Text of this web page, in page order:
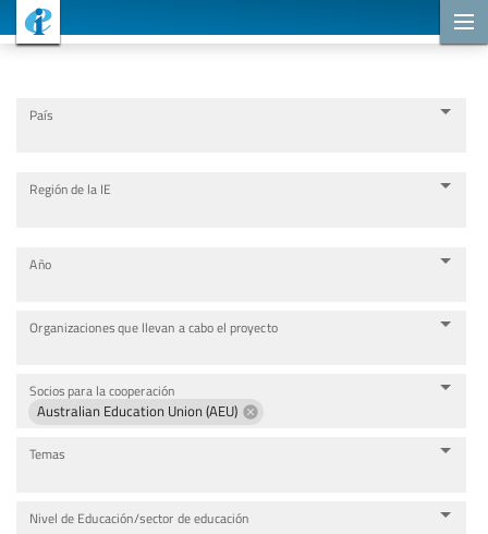
País
Región de la IE
Año
Organizaciones que llevan a cabo el proyecto
Socios para la cooperación
Australian Education Union (AEU)
Temas
Nivel de Educación/sector de educación